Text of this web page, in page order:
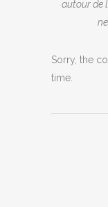
autour de
Sorry, the
time.